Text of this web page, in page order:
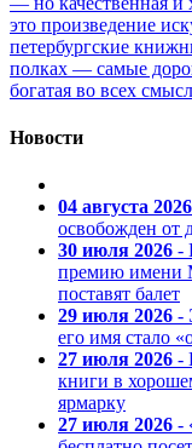
это произведение
петербургские
полках — самые
богатая во всех
Новости
04 августа 2026
освобожден от
30 июля 2026 -
премию имени
поставят балет
29 июля 2026 -
его имя стало
27 июля 2026 -
книги в
ярмарку
27 июля 2026 -